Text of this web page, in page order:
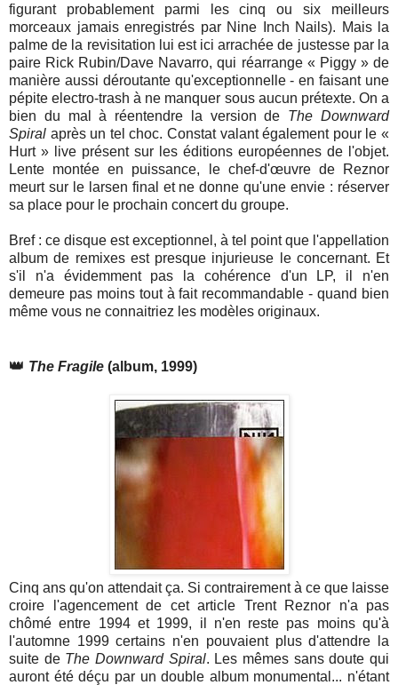
figurant probablement parmi les cinq ou six meilleurs
morceaux jamais enregistrés par Nine Inch Nails). Mais la
palme de la revisitation lui est ici arrachée de justesse par la
paire Rick Rubin/Dave Navarro, qui réarrange « Piggy » de
manière aussi déroutante qu'exceptionnelle - en faisant une
pépite electro-trash à ne manquer sous aucun prétexte. On a
bien du mal à réentendre la version de The Downward
Spiral après un tel choc. Constat valant également pour le «
Hurt » live présent sur les éditions européennes de l'objet.
Lente montée en puissance, le chef-d'œuvre de Reznor
meurt sur le larsen final et ne donne qu'une envie : réserver
sa place pour le prochain concert du groupe.
Bref : ce disque est exceptionnel, à tel point que l'appellation
album de remixes est presque injurieuse le concernant. Et
s'il n'a évidemment pas la cohérence d'un LP, il n'en
demeure pas moins tout à fait recommandable - quand bien
même vous ne connaitriez les modèles originaux.
👑 The Fragile (album, 1999)
Cinq ans qu'on attendait ça. Si contrairement à ce que laisse
croire l'agencement de cet article Trent Reznor n'a pas
chômé entre 1994 et 1999, il n'en reste pas moins qu'à
l'automne 1999 certains n'en pouvaient plus d'attendre la
suite de The Downward Spiral. Les mêmes sans doute qui
auront été déçu par un double album monumental... n'étant